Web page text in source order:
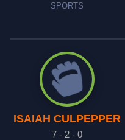
SPORTS
ISAIAH CULPEPPER
7 - 2 - 0